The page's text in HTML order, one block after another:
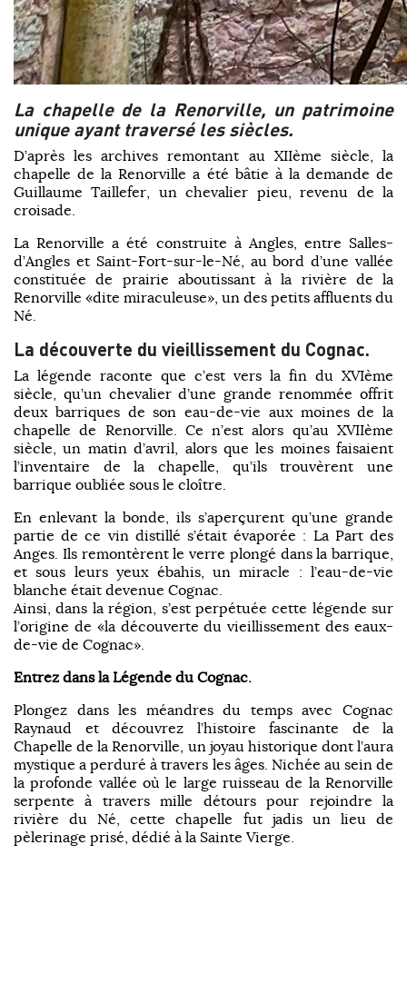
La chapelle de la Renorville, un patrimoine
unique ayant traversé les siècles.
D’après les archives remontant au XIIème siècle, la
chapelle de la Renorville a été bâtie à la demande de
Guillaume Taillefer, un chevalier pieu, revenu de la
croisade.
La Renorville a été construite à Angles, entre Salles-
d’Angles et Saint-Fort-sur-le-Né, au bord d’une vallée
constituée de prairie aboutissant à la rivière de la
Renorville «dite miraculeuse», un des petits affluents du
Né.
La découverte du vieillissement du Cognac.
La légende raconte que c’est vers la fin du XVIème
siècle, qu’un chevalier d’une grande renommée offrit
deux barriques de son eau-de-vie aux moines de la
chapelle de Renorville. Ce n’est alors qu’au XVIIème
siècle, un matin d’avril, alors que les moines faisaient
l’inventaire de la chapelle, qu’ils trouvèrent une
barrique oubliée sous le cloître.
En enlevant la bonde, ils s’aperçurent qu’une grande
partie de ce vin distillé s’était évaporée : La Part des
Anges. Ils remontèrent le verre plongé dans la barrique,
et sous leurs yeux ébahis, un miracle : l’eau-de-vie
blanche était devenue Cognac.
Ainsi, dans la région, s’est perpétuée cette légende sur
l’origine de «la découverte du vieillissement des eaux-
de-vie de Cognac».
Entrez dans la Légende du Cognac.
Plongez dans les méandres du temps avec Cognac
Raynaud et découvrez l’histoire fascinante de la
Chapelle de la Renorville, un joyau historique dont l’aura
mystique a perduré à travers les âges. Nichée au sein de
la profonde vallée où le large ruisseau de la Renorville
serpente à travers mille détours pour rejoindre la
rivière du Né, cette chapelle fut jadis un lieu de
pèlerinage prisé, dédié à la Sainte Vierge.